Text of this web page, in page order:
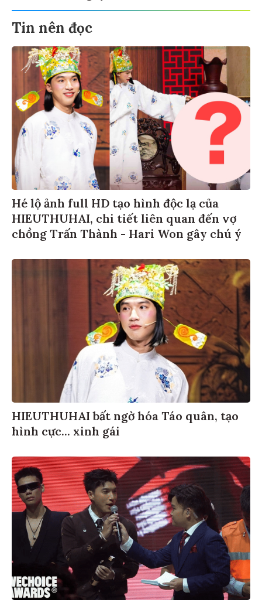
Tin nên đọc
Hé lộ ảnh full HD tạo hình độc lạ của
HIEUTHUHAI, chi tiết liên quan đến vợ
chồng Trấn Thành - Hari Won gây chú ý
HIEUTHUHAI bất ngờ hóa Táo quân, tạo
hình cực... xinh gái